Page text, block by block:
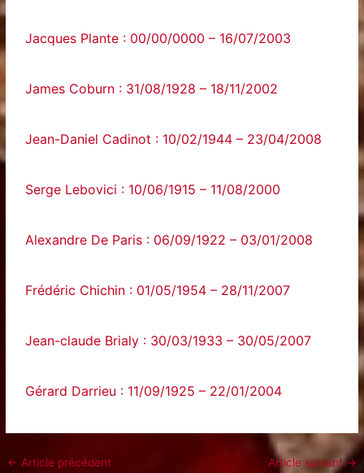
Jacques Plante : 00/00/0000 – 16/07/2003
James Coburn : 31/08/1928 – 18/11/2002
Jean-Daniel Cadinot : 10/02/1944 – 23/04/2008
Serge Lebovici : 10/06/1915 – 11/08/2000
Alexandre De Paris : 06/09/1922 – 03/01/2008
Frédéric Chichin : 01/05/1954 – 28/11/2007
Jean-claude Brialy : 30/03/1933 – 30/05/2007
Gérard Darrieu : 11/09/1925 – 22/01/2004
← Article précédent Article suivant→